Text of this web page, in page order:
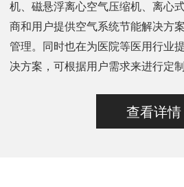
机、磁悬浮离心空气压缩机、离心
商和用户提供空气系统节能解决方
管理。同时也在为医院等医用行业
决方案，可根据用户需求来进行定
查看详情